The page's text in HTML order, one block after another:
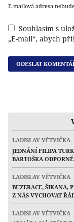
E-mailová adresa
Souhlasím s
„E-mail“, abych
LADISLAV VĚTVIČKA
JEDNÁNÍ FILIPA
BARTOŠKA
LADISLAV VĚTVIČKA
BUZERACE, ŠIKANA,
Z NÁS VYCHOVAT
LADISLAV VĚTVIČKA